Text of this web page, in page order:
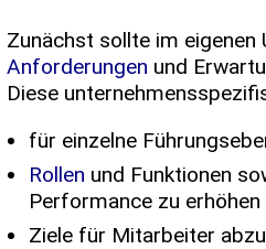
Zunächst sollte im
Anforderungen und
Diese
für einzelne
Rollen und Funktionen
Performance zu erhöhen
Ziele für Mitarbeiter